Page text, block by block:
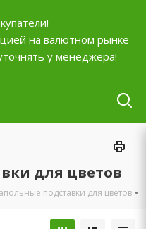
на валютном рынке
у менеджера!
для цветов
подставки для цветов